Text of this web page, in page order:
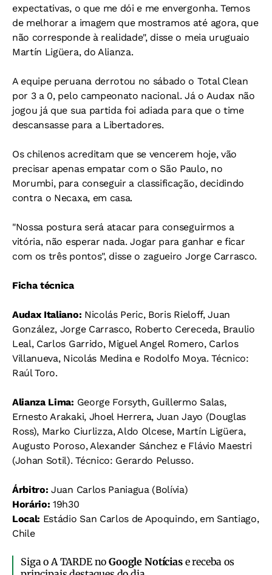
expectativas, o que me dói e me envergonha. Temos
de melhorar a imagem que mostramos até agora, que
não corresponde à realidade", disse o meia uruguaio
Martín Ligüera, do Alianza.
A equipe peruana derrotou no sábado o Total Clean
por 3 a 0, pelo campeonato nacional. Já o Audax não
jogou já que sua partida foi adiada para que o time
descansasse para a Libertadores.
Os chilenos acreditam que se vencerem hoje, vão
precisar apenas empatar com o São Paulo, no
Morumbi, para conseguir a classificação, decidindo
contra o Necaxa, em casa.
"Nossa postura será atacar para conseguirmos a
vitória, não esperar nada. Jogar para ganhar e ficar
com os três pontos", disse o zagueiro Jorge Carrasco.
Ficha técnica
Audax Italiano: Nicolás Peric, Boris Rieloff, Juan
González, Jorge Carrasco, Roberto Cereceda, Braulio
Leal, Carlos Garrido, Miguel Angel Romero, Carlos
Villanueva, Nicolás Medina e Rodolfo Moya. Técnico:
Raúl Toro.
Alianza Lima: George Forsyth, Guillermo Salas,
Ernesto Arakaki, Jhoel Herrera, Juan Jayo (Douglas
Ross), Marko Ciurlizza, Aldo Olcese, Martín Ligüera,
Augusto Poroso, Alexander Sánchez e Flávio Maestri
(Johan Sotil). Técnico: Gerardo Pelusso.
Árbitro: Juan Carlos Paniagua (Bolívia)
Horário: 19h30
Local: Estádio San Carlos de Apoquindo, em Santiago,
Chile
Siga o A TARDE noGoogle Notíciase receba os